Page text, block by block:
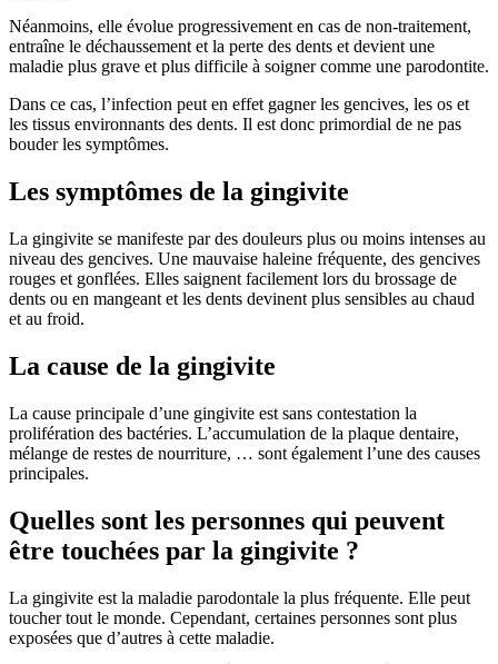
Néanmoins, elle évolue progressivement en cas de non-traitement,
entraîne le déchaussement et la perte des dents et devient une
maladie plus grave et plus difficile à soigner comme une parodontite.
Dans ce cas, l’infection peut en effet gagner les gencives, les os et
les tissus environnants des dents. Il est donc primordial de ne pas
bouder les symptômes.
Les symptômes de la gingivite
La gingivite se manifeste par des douleurs plus ou moins intenses au
niveau des gencives. Une mauvaise haleine fréquente, des gencives
rouges et gonflées. Elles saignent facilement lors du brossage de
dents ou en mangeant et les dents devinent plus sensibles au chaud
et au froid.
La cause de la gingivite
La cause principale d’une gingivite est sans contestation la
prolifération des bactéries. L’accumulation de la plaque dentaire,
mélange de restes de nourriture, … sont également l’une des causes
principales.
Quelles sont les personnes qui peuvent
être touchées par la gingivite ?
La gingivite est la maladie parodontale la plus fréquente. Elle peut
toucher tout le monde. Cependant, certaines personnes sont plus
exposées que d’autres à cette maladie.